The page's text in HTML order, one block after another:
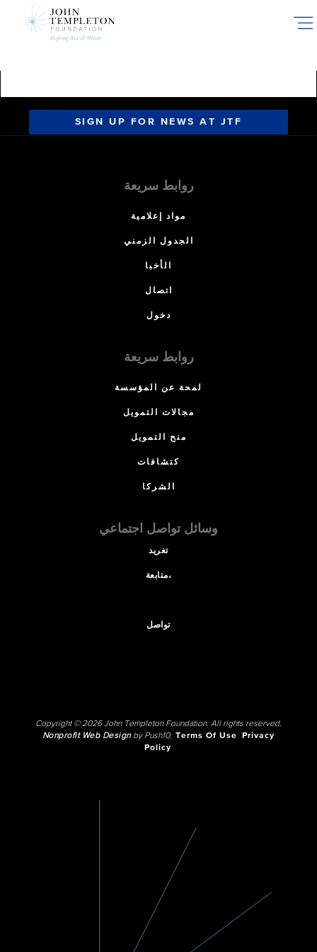
SIGN UP FOR NEWS AT JTF
روابط سريعة
مواد إعلامية
الجدول الزمني
الأخبا
اتصال
دخول
روابط سريعة
لمحة عن المؤسسة
مجالات التمويل
منح التمويل
كتشافات
الشركا
وسائل تواصل اجتماعي
تغريد
متابعة،
تواصل
Copyright © 2026 John Templeton Foundation. All rights reserved.
Nonprofit Web Designby Push10. Terms Of Use
Privacy
Policy